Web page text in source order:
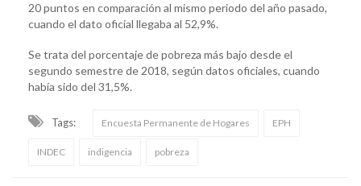
20 puntos en comparación al mismo periodo del año pasado,
cuando el dato oficial llegaba al 52,9%.
Se trata del porcentaje de pobreza más bajo desde el
segundo semestre de 2018, según datos oficiales, cuando
había sido del 31,5%.
Tags: Encuesta Permanente de Hogares EPH
INDEC indigencia pobreza